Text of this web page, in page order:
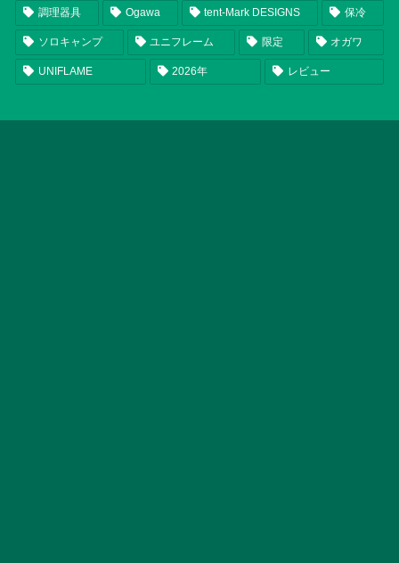
調理器具 Ogawa tent-Mark DESIGNS 保冷
ソロキャンプ ユニフレーム 限定 オガワ
UNIFLAME 2026年 レビュー